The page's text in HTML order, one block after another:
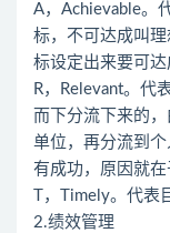
A，Achievable。
标，不可达成叫
标设定出来要可达
R，Relevant。代
而下分流下来的
单位，再分流到
有成功，原因就在
T，Timely。代表
2.绩效管理